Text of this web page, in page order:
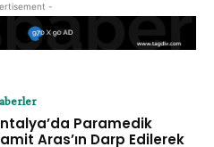
-
Paramedik
Aras’ın Darp Edilerek